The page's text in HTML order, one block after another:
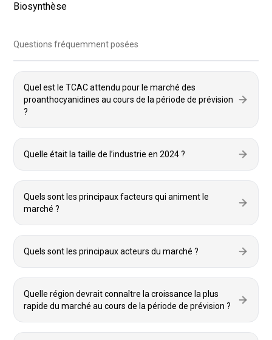
Biosynthèse
Questions fréquemment posées
Quel est le TCAC attendu pour le marché des
proanthocyanidines au cours de la période de prévision
?
Quelle était la taille de l’industrie en 2024 ?
Quels sont les principaux facteurs qui animent le
marché ?
Quels sont les principaux acteurs du marché ?
Quelle région devrait connaître la croissance la plus
rapide du marché au cours de la période de prévision ?